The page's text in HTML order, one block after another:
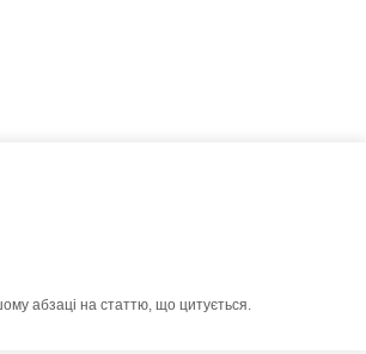
абзаці на статтю, що цитується.